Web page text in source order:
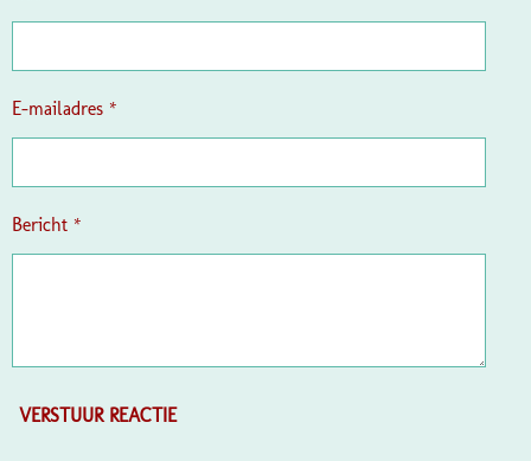
e
r
e
E-mailadres *
Bericht *
VERSTUUR REACTIE